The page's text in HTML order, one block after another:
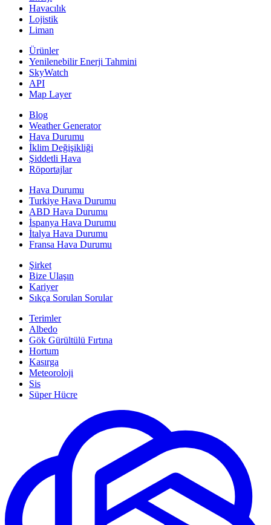
Havacılık
Lojistik
Liman
Ürünler
Yenilenebilir Enerji Tahmini
SkyWatch
API
Map Layer
Blog
Weather Generator
Hava Durumu
İklim Değişikliği
Şiddetli Hava
Röportajlar
Hava Durumu
Turkiye Hava Durumu
ABD Hava Durumu
İspanya Hava Durumu
İtalya Hava Durumu
Fransa Hava Durumu
Şirket
Bize Ulaşın
Kariyer
Sıkça Sorulan Sorular
Terimler
Albedo
Gök Gürültülü Fırtına
Hortum
Kasırga
Meteoroloji
Sis
Süper Hücre